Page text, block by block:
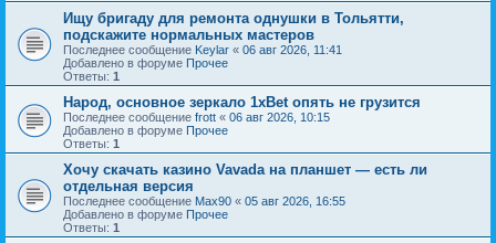
Ищу бригаду для ремонта однушки в Тольятти,
подскажите нормальных мастеров
Последнее сообщение Keylar « 06 авг 2026, 11:41
Добавлено в форуме Прочее
Ответы: 1
Народ, основное зеркало 1xBet опять не грузится
Последнее сообщение frott « 06 авг 2026, 10:15
Добавлено в форуме Прочее
Ответы: 1
Хочу скачать казино Vavada на планшет — есть ли
отдельная версия
Последнее сообщение Max90 « 05 авг 2026, 16:55
Добавлено в форуме Прочее
Ответы: 1